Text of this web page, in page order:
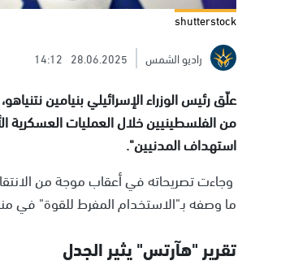
shutterstock
راديو الشمس
28.06.2025
14:12
علّق رئيس الوزراء الإسرائيلي بنيامين
من الفلسطينيين خلال العمليات العسكرية
استهداف المدنيين".
وجاءت تصريحاته في أعقاب موجة من
ما وصفه بـ"الاستخدام المفرط للقوة" في
تقرير "هآرتس" يثير الجدل